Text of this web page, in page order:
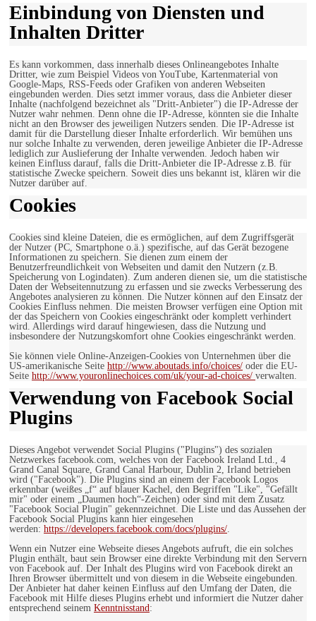
Einbindung von Diensten und
Inhalten Dritter
Es kann vorkommen, dass innerhalb dieses Onlineangebotes Inhalte
Dritter, wie zum Beispiel Videos von YouTube, Kartenmaterial von
Google-Maps, RSS-Feeds oder Grafiken von anderen Webseiten
eingebunden werden. Dies setzt immer voraus, dass die Anbieter dieser
Inhalte (nachfolgend bezeichnet als "Dritt-Anbieter") die IP-Adresse der
Nutzer wahr nehmen. Denn ohne die IP-Adresse, könnten sie die Inhalte
nicht an den Browser des jeweiligen Nutzers senden. Die IP-Adresse ist
damit für die Darstellung dieser Inhalte erforderlich. Wir bemühen uns
nur solche Inhalte zu verwenden, deren jeweilige Anbieter die IP-Adresse
lediglich zur Auslieferung der Inhalte verwenden. Jedoch haben wir
keinen Einfluss darauf, falls die Dritt-Anbieter die IP-Adresse z.B. für
statistische Zwecke speichern. Soweit dies uns bekannt ist, klären wir die
Nutzer darüber auf.
Cookies
Cookies sind kleine Dateien, die es ermöglichen, auf dem Zugriffsgerät
der Nutzer (PC, Smartphone o.ä.) spezifische, auf das Gerät bezogene
Informationen zu speichern. Sie dienen zum einem der
Benutzerfreundlichkeit von Webseiten und damit den Nutzern (z.B.
Speicherung von Logindaten). Zum anderen dienen sie, um die statistische
Daten der Webseitennutzung zu erfassen und sie zwecks Verbesserung des
Angebotes analysieren zu können. Die Nutzer können auf den Einsatz der
Cookies Einfluss nehmen. Die meisten Browser verfügen eine Option mit
der das Speichern von Cookies eingeschränkt oder komplett verhindert
wird. Allerdings wird darauf hingewiesen, dass die Nutzung und
insbesondere der Nutzungskomfort ohne Cookies eingeschränkt werden.
Sie können viele Online-Anzeigen-Cookies von Unternehmen über die
US-amerikanische Seite http://www.aboutads.info/choices/ oder die EU-
Seite http://www.youronlinechoices.com/uk/your-ad-choices/ verwalten.
Verwendung von Facebook Social
Plugins
Dieses Angebot verwendet Social Plugins ("Plugins") des sozialen
Netzwerkes facebook.com, welches von der Facebook Ireland Ltd., 4
Grand Canal Square, Grand Canal Harbour, Dublin 2, Irland betrieben
wird ("Facebook"). Die Plugins sind an einem der Facebook Logos
erkennbar (weißes „f“ auf blauer Kachel, den Begriffen "Like", "Gefällt
mir" oder einem „Daumen hoch“-Zeichen) oder sind mit dem Zusatz
"Facebook Social Plugin" gekennzeichnet. Die Liste und das Aussehen der
Facebook Social Plugins kann hier eingesehen
werden: https://developers.facebook.com/docs/plugins/
Wenn ein Nutzer eine Webseite dieses Angebots aufruft, die ein solches
Plugin enthält, baut sein Browser eine direkte Verbindung mit den Servern
von Facebook auf. Der Inhalt des Plugins wird von Facebook direkt an
Ihren Browser übermittelt und von diesem in die Webseite eingebunden.
Der Anbieter hat daher keinen Einfluss auf den Umfang der Daten, die
Facebook mit Hilfe dieses Plugins erhebt und informiert die Nutzer daher
entsprechend seinem Kenntnisstand :